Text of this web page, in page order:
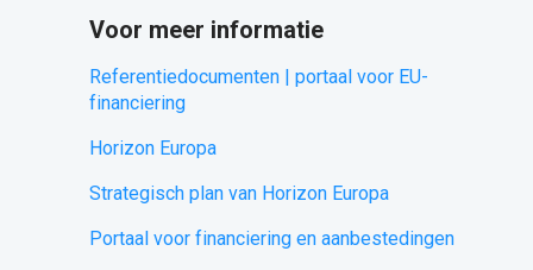
Voor meer informatie
Referentiedocumenten | portaal voor EU-
financiering
Horizon Europa
Strategisch plan van Horizon Europa
Portaal voor financiering en aanbestedingen